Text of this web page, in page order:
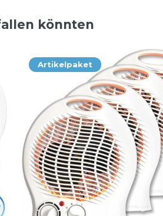
könnten
Artikelpaket